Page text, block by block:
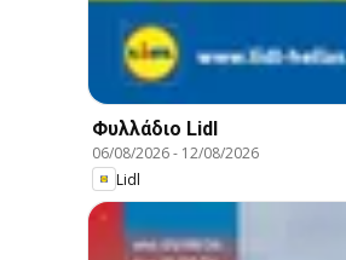
Φυλλάδιο Lidl
06/08/2026- 12/08/2026
Lidl